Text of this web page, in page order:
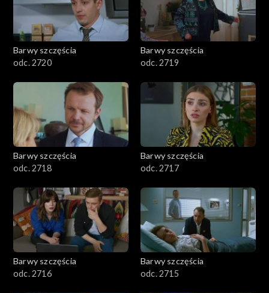
Barwy szczęścia
odc. 2720
Barwy szczęścia
odc. 2719
Barwy szczęścia
odc. 2718
Barwy szczęścia
odc. 2717
Barwy szczęścia
odc. 2716
Barwy szczęścia
odc. 2715